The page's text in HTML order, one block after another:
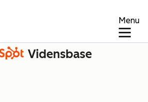
Menu
Vidensbase